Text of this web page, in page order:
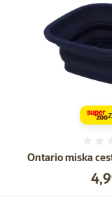
Ontario miska